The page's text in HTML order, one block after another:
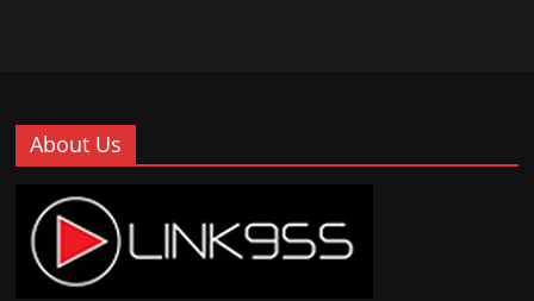
About Us